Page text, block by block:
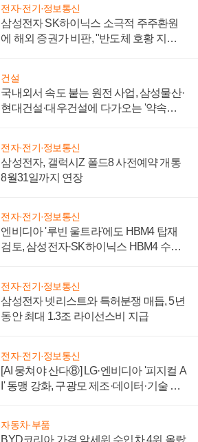
전자·전기·정보통신
삼성전자 SK하이닉스 소극적 주주환원
에 해외 증권가 비판, "반도체 호황 지속
건설
국내외서 속도 붙는 원전 사업, 삼성물산·
현대건설·대우건설에 다가오는 '약속의
전자·전기·정보통신
삼성전자, 갤럭시Z 폴드8 사전예약 개통
8월31일까지 연장
전자·전기·정보통신
엔비디아 '루빈 울트라'에도 HBM4 탑재
검토, 삼성전자·SK하이닉스 HBM4 수율
전자·전기·정보통신
삼성전자 넷리스트와 특허분쟁 매듭, 5년
동안 최대 1.3조 라이선스비 지급
전자·전기·정보통신
[AI 뭉쳐야 산다⑧] LG·엔비디아 '피지컬 A
I' 동맹 강화, 구광모 제조·데이터·기술 결
자동차·부품